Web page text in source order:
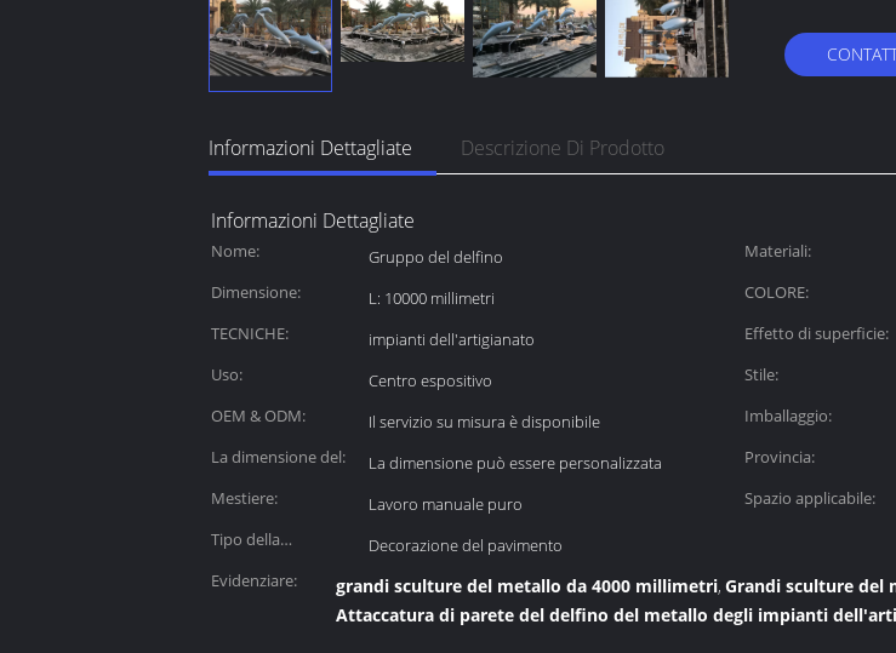
Informazioni Dettagliate Descrizione Di Prodotto
Informazioni Dettagliate
Nome: Gruppo del delfino Materiali:
Dimensione:
L: 10000 millimetri COLORE:
TECNICHE:
impianti dell'artigianato Effetto di superficie:
Uso:
Centro espositivo Stile:
OEM & ODM:
Il servizio su misura è disponibile Imballaggio:
La dimensione del:
La dimensione può essere personalizzata Provincia:
Mestiere:
Lavoro manuale puro Spazio applicabile:
Tipo della
Decorazione del pavimento
Evidenziare:
grandi sculture del metallo da 4000 millimetri,Grandi sculture del
Attaccatura di parete del delfino del metallo degli impianti